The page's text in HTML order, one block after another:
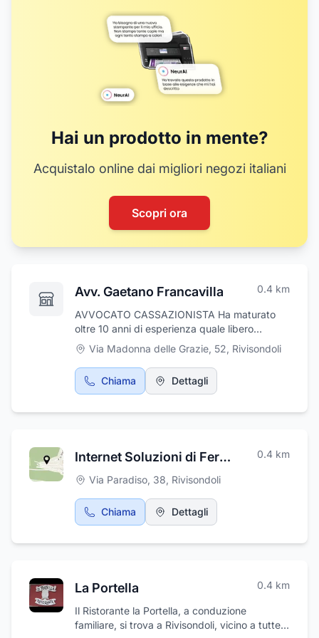
Hai un prodotto in mente?
Acquistalo online dai migliori negozi italiani
Scopri ora
Avv. Gaetano Francavilla 0.4 km
AVVOCATO CASSAZIONISTA Ha maturato
oltre 10 anni di esperienza quale libero
professionista nell’ambito del diritto
amministrativo e societario.
Via Madonna delle Grazie, 52, Rivisondoli
Chiama Dettagli
Internet Soluzioni di Ferrara Alessandro 0.4 km
Via Paradiso, 38, Rivisondoli
Chiama Dettagli
La Portella 0.4 km
Il Ristorante la Portella, a conduzione
familiare, si trova a Rivisondoli, vicino a tutte